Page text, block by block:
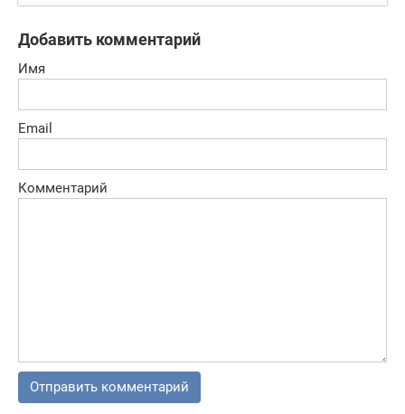
онлайн
сражениями.
Добавить комментарий
Имя
Email
Комментарий